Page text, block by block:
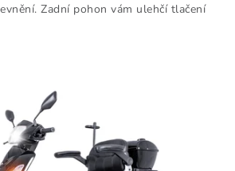
Zadní pohon vám ulehčí tlačení